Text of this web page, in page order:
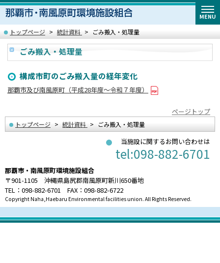
MENU
トップページ 統計資料 ごみ搬入・処理量
ごみ搬入・処理量
構成市町のごみ搬入量の経年変化
那覇市及び南風原町（平成28年度～令和７年度）
ページトップ
トップページ 統計資料 ごみ搬入・処理量
当施設に関するお問い合わせは
tel:098-882-6701
那覇市・南風原町環境施設組合
〒901-1105 沖縄県島尻郡南風原町新川650番地
TEL：098-882-6701 FAX：098-882-6722
Copyright Naha,Haebaru Environmental facilities union. All Rights Reserved.